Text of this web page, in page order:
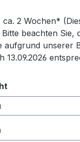
ca. 2 Wochen*
beachten Sie,
aufgrund unserer
13.09.2026